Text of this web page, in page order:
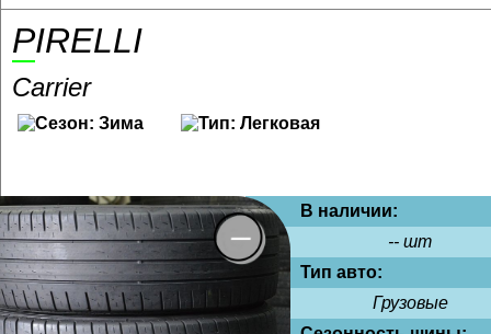
PIRELLI
Carrier
В наличии:
-- шт
Тип авто:
Грузовые